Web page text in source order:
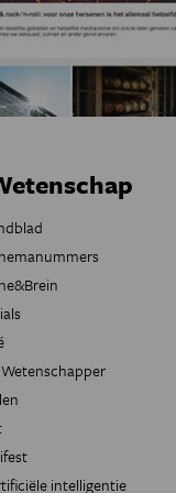
intelligentie